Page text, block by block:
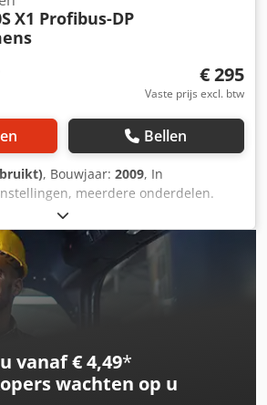
X1 Profibus-DP
€ 295
Vaste prijs excl. btw
Bellen
, Bouwjaar: 2009, In
meerdere onderdelen.
Fabrikant: SIEMENS S7 Type: X1
Het paneel bestaat uit de volgende
Ac Hek 1 - X1 Profibus-DP
6ES7-151-1AA04-0AB0 1 -
0AA0 4 - 4DI 6ES7 131-4BD01-0AA0 3
0AA0 1 - 1SI 6ES7 138-4DF01-0AB0
vanaf € 4,49*
wachten op u